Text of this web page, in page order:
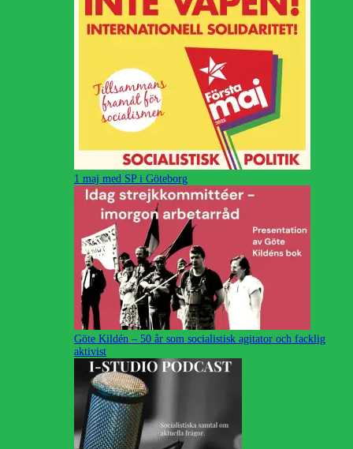
1 maj med SP i Göteborg
Göte Kildén – 50 år som socialistisk agitator och facklig
aktivist